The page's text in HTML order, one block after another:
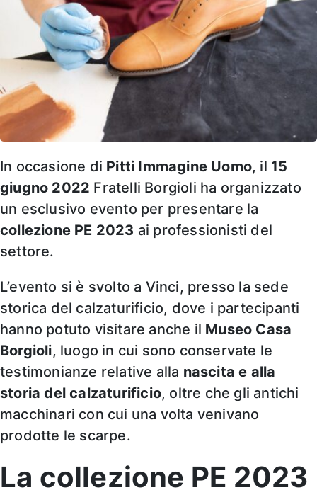
In occasione di Pitti Immagine Uomo, il 15
giugno 2022 Fratelli Borgioli ha organizzato
un esclusivo evento per presentare la
collezione PE 2023 ai professionisti del
settore.
L’evento si è svolto a Vinci, presso la sede
storica del calzaturificio, dove i partecipanti
hanno potuto visitare anche il Museo Casa
Borgioli, luogo in cui sono conservate le
testimonianze relative alla nascita e alla
storia del calzaturificio, oltre che gli antichi
macchinari con cui una volta venivano
prodotte le scarpe.
La collezione PE 2023